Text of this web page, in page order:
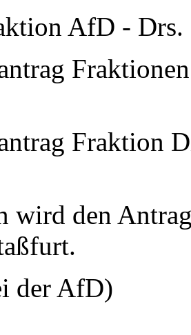
AfD - Drs.
Fraktion
wird den
der AfD)